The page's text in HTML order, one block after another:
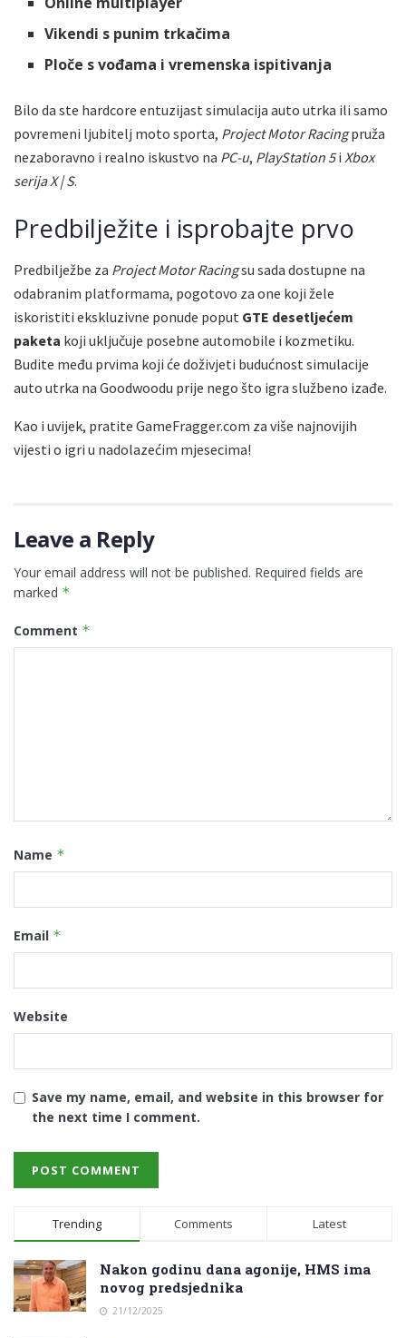
Vikendi s punim trkačima
Ploče s vođama i vremenska ispitivanja
Bilo da ste hardcore entuzijast simulacija auto utrka ili samo
povremeni ljubitelj moto sporta, Project Motor Racingpruža
nezaboravno i realno iskustvo na PC-u, PlayStation 5i Xbox
serija X | S.
Predbilježite i isprobajte prvo
Predbilježbe za Project Motor Racingsu sada dostupne na
odabranim platformama, pogotovo za one koji žele
iskoristiti ekskluzivne ponude poput GTE desetljećem
paketa koji uključuje posebne automobile i kozmetiku.
Budite među prvima koji će doživjeti budućnost simulacije
auto utrka na Goodwoodu prije nego što igra službeno izađe.
Kao i uvijek, pratite GameFragger.com za više najnovijih
vijesti o igri u nadolazećim mjesecima!
Leave a Reply
Your email address will not be published. Required fields are
marked *
Comment *
Name *
Email *
Website
Save my name, email, and website in this browser for
the next time I comment.
Trending Comments Latest
Nakon godinu dana agonije, HMS ima
novog predsjednika
21/12/2025